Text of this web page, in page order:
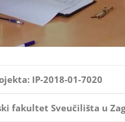
IP-2018-01-7020
fakultet Sveučilišta u